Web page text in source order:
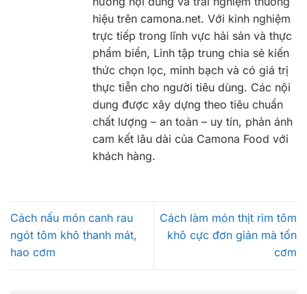
hiệu trên camona.net. Với kinh nghiệm
trực tiếp trong lĩnh vực hải sản và thực
phẩm biển, Linh tập trung chia sẻ kiến
thức chọn lọc, minh bạch và có giá trị
thực tiễn cho người tiêu dùng. Các nội
dung được xây dựng theo tiêu chuẩn
chất lượng – an toàn – uy tín, phản ánh
cam kết lâu dài của Camona Food với
khách hàng.
Cách nấu món canh rau
ngót tôm khô thanh mát,
hao cơm
Cách làm món thịt rim tôm
khô cực đơn giản mà tốn
cơm